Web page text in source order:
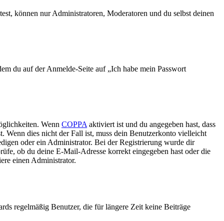
können nur Administratoren, Moderatoren und du selbst deinen
du auf der Anmelde-Seite auf „Ich habe mein Passwort
Wenn COPPA aktiviert ist und du angegeben hast, dass
Wenn dies nicht der Fall ist, muss dein Benutzerkonto vielleicht
oder ein Administrator. Bei der Registrierung wurde dir
ob du deine E-Mail-Adresse korrekt eingegeben hast oder die
einen Administrator.
regelmäßig Benutzer, die für längere Zeit keine Beiträge